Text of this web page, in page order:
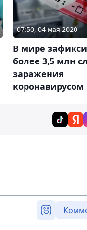
07:50, 04 мая 2020
В мире
более 3,5 млн
заражения
коронавирусом